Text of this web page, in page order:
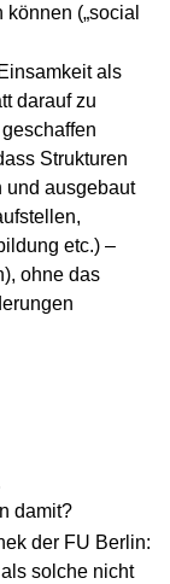
(„social
als
darauf zu
Strukturen
und ausgebaut
etc.) –
ohne das
damit?
der FU Berlin:
solche nicht